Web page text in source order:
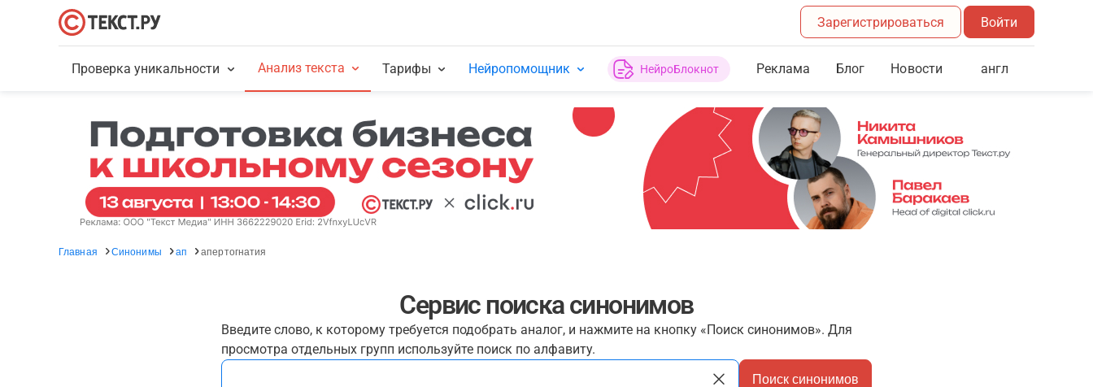
Зарегистрироваться Войти
Проверка уникальности Анализ текста Тарифы Нейропомощник НейроБлокнот Реклама Блог Новости англ
Главная Синонимы ап апертогнатия
Сервис поиска синонимов
Введите слово, к которому требуется подобрать аналог, и нажмите на кнопку «Поиск синонимов». Для
просмотра отдельных групп используйте поиск по алфавиту.
Поиск синонимов